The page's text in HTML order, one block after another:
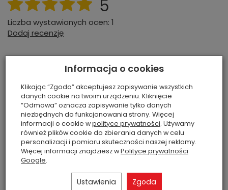
5
Liczba wystawionych ocen: 1
Dodaj recenzję
Pokaż tylko opinie potwierdzone zakupem
0
0
Kliknij ocenę aby filtorwać opinie
O Ola
ponad pół roku temu
Najlepsza świeca jaką miałam.
Informacja o cookies
Klikając “Zgoda” akceptujesz zapisywanie wszystkich
danych cookie na twoim urządzeniu. Kliknięcie
“Odmowa” oznacza zapisywanie tylko danych
niezbędnych do funkcjonowania strony. Więcej
informacji o cookie wpolityce prywatności. Używamy
również plików cookie do zbierania danych w celu
personalizacji i pomiaru skuteczności naszej reklamy.
Więcej informacji znajdziesz wPolityce prywatności
Google.
Ustawienia Zgoda